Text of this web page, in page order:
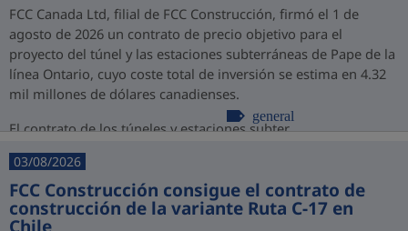
FCC Canada Ltd, filial de FCC Construcción, firmó el 1 de
agosto de 2026 un contrato de precio objetivo para el
proyecto del túnel y las estaciones subterráneas de Pape de la
línea Ontario, cuyo coste total de inversión se estima en 4.32
mil millones de dólares canadienses.
El contrato de los túneles y estaciones subter...
general
03/08/2026
FCC Construcción consigue el contrato de
construcción de la variante Ruta C-17 en